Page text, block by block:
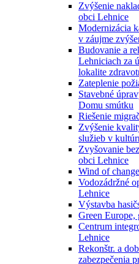
Zvýšenie
obci Lehnice
Modernizácia
v záujme
Budovanie a
Lehniciach za
lokalite
Zateplenie
Stavebné
Domu smútku
Riešenie
Zvýšenie
služieb v
Zvyšovanie
obci Lehnice
Wind of
Vodozádržné
Lehnice
Výstavba
Green Europe,
Centrum
Lehnice
Rekonštr. a
zabezpečenia